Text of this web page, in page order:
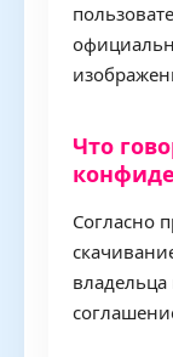
Что
Согласно
владельца